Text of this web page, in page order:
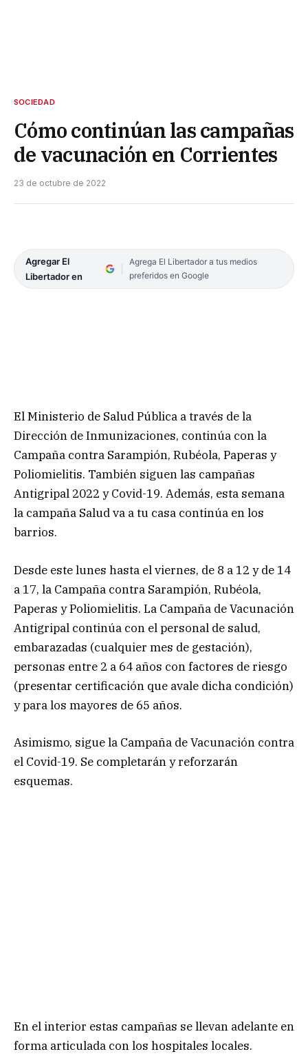
SOCIEDAD
Cómo continúan las campañas
de vacunación en Corrientes
23 de octubre de 2022
Agregar El
Libertador en
Agrega El Libertador a tus medios
preferidos en Google
El Ministerio de Salud Pública a través de la
Dirección de Inmunizaciones, continúa con la
Campaña contra Sarampión, Rubéola, Paperas y
Poliomielitis. También siguen las campañas
Antigripal 2022 y Covid-19. Además, esta semana
la campaña Salud va a tu casa continúa en los
barrios.
Desde este lunes hasta el viernes, de 8 a 12 y de 14
a 17, la Campaña contra Sarampión, Rubéola,
Paperas y Poliomielitis. La Campaña de Vacunación
Antigripal continúa con el personal de salud,
embarazadas (cualquier mes de gestación),
personas entre 2 a 64 años con factores de riesgo
(presentar certificación que avale dicha condición)
y para los mayores de 65 años.
Asimismo, sigue la Campaña de Vacunación contra
el Covid-19. Se completarán y reforzarán
esquemas.
En el interior estas campañas se llevan adelante en
forma articulada con los hospitales locales.